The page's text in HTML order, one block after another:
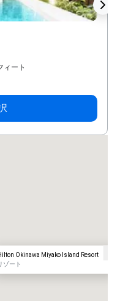
ィート
Okinawa Miyako Island Resort
ゾート